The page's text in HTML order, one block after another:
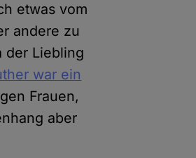
etwas vom
andere zu
der Liebling
war ein
Frauen,
aber